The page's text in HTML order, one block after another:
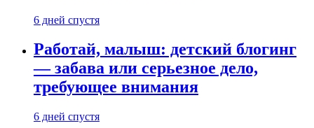
6 дней спустя
Работай, малыш: детский блогинг
— забава или серьезное дело,
требующее внимания
6 дней спустя